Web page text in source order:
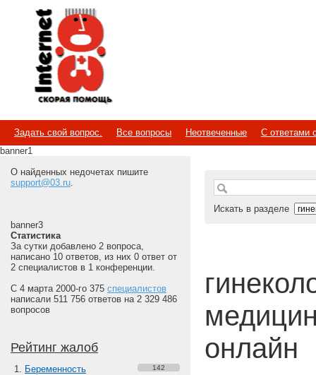
Internet
Скорая помощь
Задать свой вопрос. Все вопросы Неотвеченные
С ответами
banner1
О найденных недочетах пишите
support@03.ru.
banner3
Статистика
За сутки добавлено 2 вопроса,
написано 10 ответов, из них 0 ответ от
2 специалистов в 1 конференции.
С 4 марта 2000-го 375 специалистов
написали 511 756 ответов на 2 329 486
вопросов
Рейтинг жалоб
Беременность 142
Искать в разделе
онлайн